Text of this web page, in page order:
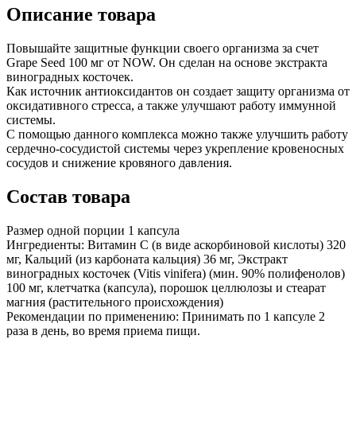
Описание товара
Повышайте защитные функции своего организма за счет
Grape Seed 100 мг от NOW. Он сделан на основе экстракта
виноградных косточек.
Как источник антиоксидантов он создает защиту организма от
оксидативного стресса, а также улучшают работу иммунной
системы.
С помощью данного комплекса можно также улучшить работу
сердечно-сосудистой системы через укрепление кровеносных
сосудов и снижение кровяного давления.
Состав товара
Размер одной порции 1 капсула
Ингредиенты: Витамин С (в виде аскорбиновой кислоты) 320
мг, Кальций (из карбоната кальция) 36 мг, Экстракт
виноградных косточек (Vitis vinifera) (мин. 90% полифенолов)
100 мг, клетчатка (капсула), порошок целлюлозы и стеарат
магния (растительного происхождения)
Рекомендации по применению: Принимать по 1 капсуле 2
раза в день, во время приема пищи.